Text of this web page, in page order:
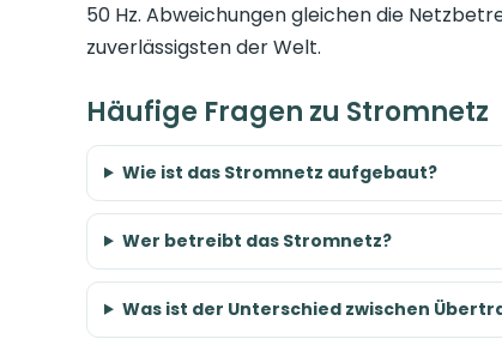
50 Hz. Abweichungen gleichen die
zuverlässigsten der Welt.
Häufige Fragen zu Stromnetz
Wie ist das Stromnetz aufgebaut?
Wer betreibt das Stromnetz?
Was ist der Unterschied zwischen